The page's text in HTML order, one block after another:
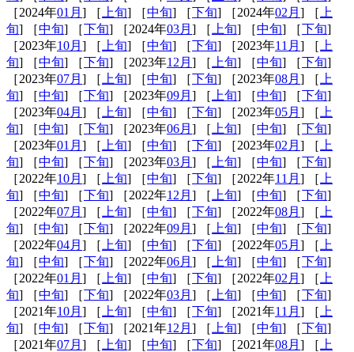
［2024年01月 ] ［ 上旬] ［中旬] ［下旬] ［2024年02月 ] ［ 上
旬] ［中旬] ［下旬] ［2024年03月 ] ［ 上旬] ［中旬] ［下旬]
［2023年10月 ] ［ 上旬] ［中旬] ［下旬] ［2023年11月 ] ［ 上
旬] ［中旬] ［下旬] ［2023年12月 ] ［ 上旬] ［中旬] ［下旬]
［2023年07月 ] ［ 上旬] ［中旬] ［下旬] ［2023年08月 ] ［ 上
旬] ［中旬] ［下旬] ［2023年09月 ] ［ 上旬] ［中旬] ［下旬]
［2023年04月 ] ［ 上旬] ［中旬] ［下旬] ［2023年05月 ] ［ 上
旬] ［中旬] ［下旬] ［2023年06月 ] ［ 上旬] ［中旬] ［下旬]
［2023年01月 ] ［ 上旬] ［中旬] ［下旬] ［2023年02月 ] ［ 上
旬] ［中旬] ［下旬] ［2023年03月 ] ［ 上旬] ［中旬] ［下旬]
［2022年10月 ] ［ 上旬] ［中旬] ［下旬] ［2022年11月 ] ［ 上
旬] ［中旬] ［下旬] ［2022年12月 ] ［ 上旬] ［中旬] ［下旬]
［2022年07月 ] ［ 上旬] ［中旬] ［下旬] ［2022年08月 ] ［ 上
旬] ［中旬] ［下旬] ［2022年09月 ] ［ 上旬] ［中旬] ［下旬]
［2022年04月 ] ［ 上旬] ［中旬] ［下旬] ［2022年05月 ] ［ 上
旬] ［中旬] ［下旬] ［2022年06月 ] ［ 上旬] ［中旬] ［下旬]
［2022年01月 ] ［ 上旬] ［中旬] ［下旬] ［2022年02月 ] ［ 上
旬] ［中旬] ［下旬] ［2022年03月 ] ［ 上旬] ［中旬] ［下旬]
［2021年10月 ] ［ 上旬] ［中旬] ［下旬] ［2021年11月 ] ［ 上
旬] ［中旬] ［下旬] ［2021年12月 ] ［ 上旬] ［中旬] ［下旬]
［2021年07月 ] ［ 上旬] ［中旬] ［下旬] ［2021年08月 ] ［ 上